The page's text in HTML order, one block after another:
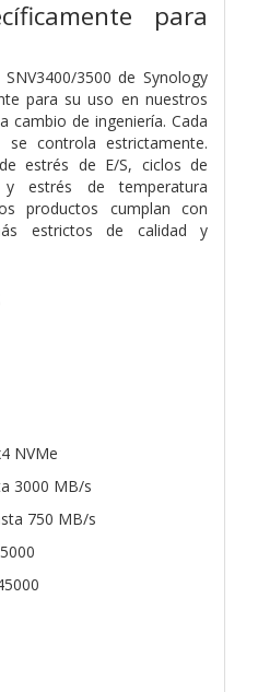
para
3500 de Synology
para su uso en nuestros
cambio de ingeniería. Cada
controla estrictamente.
estrés de E/S, ciclos de
estrés de temperatura
productos cumplan con
estrictos de calidad y
NVMe
3000 MB/s
750 MB/s